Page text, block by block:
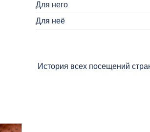
Для него
Для неё
История всех посещений